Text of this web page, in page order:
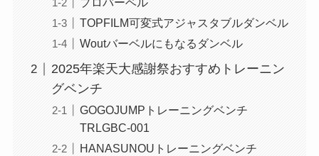
TOPFILM可変式アジャスタブルダンベル
Woutバーベルにもなるダンベル
2025年楽天大感謝祭おすすめトレーニン
グベンチ
GOGOJUMPトレーニングベンチ
TRLGBC-001
HANASUNOUトレーニングベンチ